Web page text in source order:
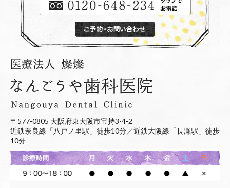
〒577-0805 大阪府東大阪市宝持3-4-2
近鉄奈良線「八戸ノ里駅」徒歩10分／近鉄大阪線「長瀬駅」徒歩
10分